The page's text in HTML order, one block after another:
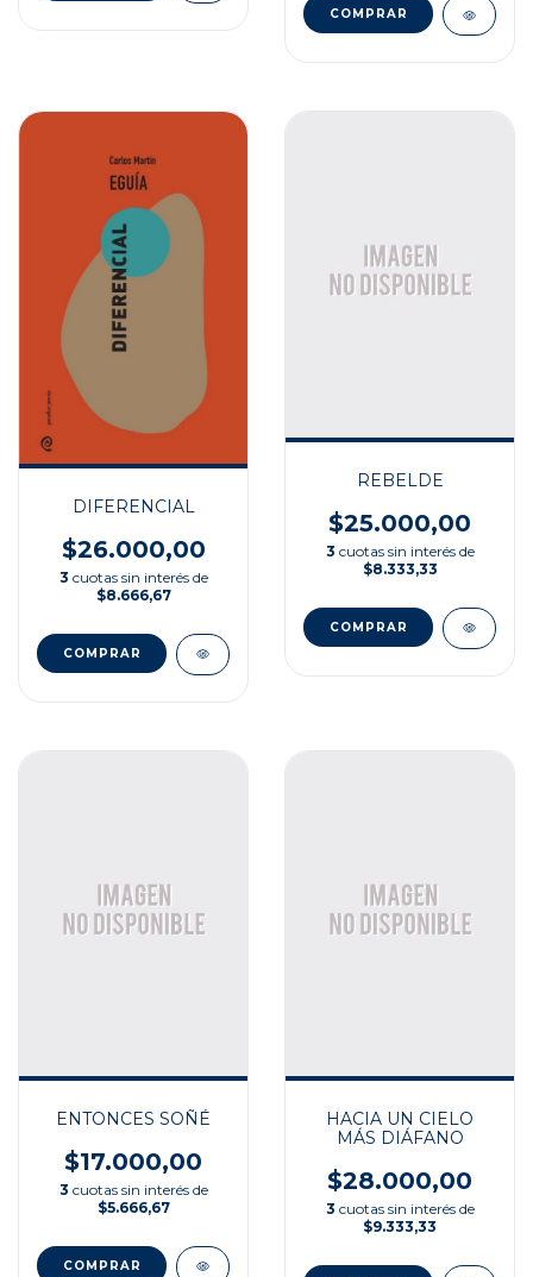
DIFERENCIAL
$26.000,00
3 cuotas sin interés de
$8.666,67
REBELDE
$25.000,00
3 cuotas sin interés de
$8.333,33
ENTONCES SOÑÉ
$17.000,00
3 cuotas sin interés de
$5.666,67
HACIA UN CIELO
MÁS DIÁFANO
$28.000,00
3 cuotas sin interés de
$9.333,33